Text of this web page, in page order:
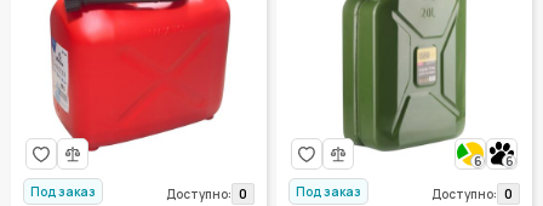
Под заказ Доступно: 0
6
6
Под заказ
Доступно: 0